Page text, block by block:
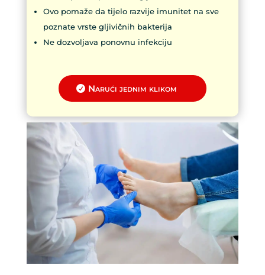
Ovo pomaže da tijelo razvije imunitet na sve
poznate vrste gljivičnih bakterija
Ne dozvoljava ponovnu infekciju
Narući jednim klikom